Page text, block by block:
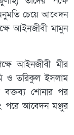
চেয়ে আবেদন
আইনজীবী মামুন
আইনজীবী মীর
ও তরিকুল ইসলাম
বক্তব্য শোনার পর
পরে আবেদন মঞ্জুর